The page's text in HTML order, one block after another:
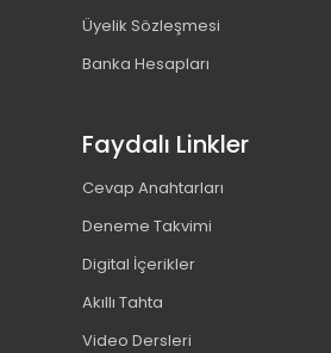
Üyelik Sözleşmesi
Banka Hesapları
Faydalı Linkler
Cevap Anahtarları
Deneme Takvimi
Digital İçerikler
Akıllı Tahta
Video Dersleri